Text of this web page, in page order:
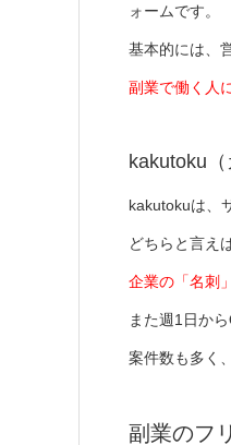
ォームです。
基本的には、
副業で働く人
kakutoku（
kakutokuは、
どちらと言え
企業の「名刺
また週1日か
案件数も多く
副業のフ